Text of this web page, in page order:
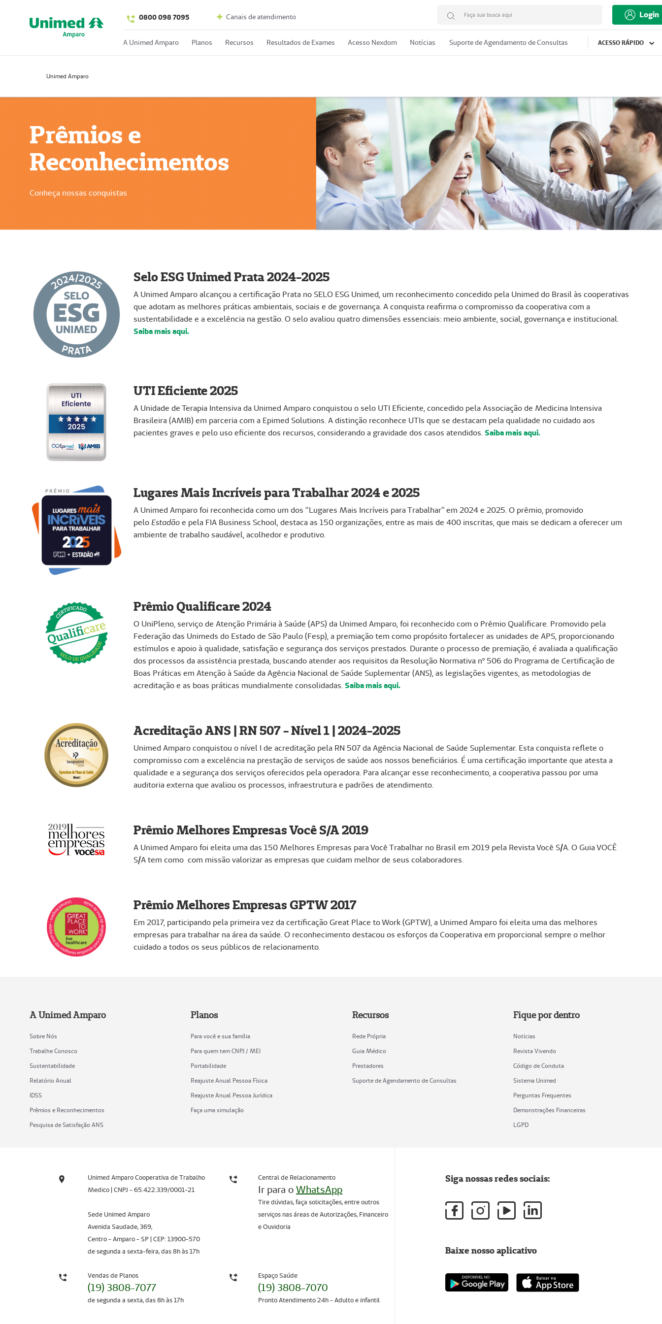
0800 098 7095 Canais de atendimento Faça sua busca aqui Login
A Unimed Amparo Planos Recursos Resultados de Exames Acesso Nexdom Notícias Suporte de Agendamento de Consultas ACESSO RÁPIDO
Unimed Amparo
Prêmios e
Reconhecimentos
Conheça nossas conquistas
Selo ESG Unimed Prata 2024-2025
A Unimed Amparo alcançou a certificação Prata no SELO ESG Unimed, um reconhecimento concedido pela Unimed do Brasil às cooperativas
que adotam as melhores práticas ambientais, sociais e de governança. A conquista reafirma o compromisso da cooperativa com a
sustentabilidade e a excelência na gestão. O selo avaliou quatro dimensões essenciais: meio ambiente, social, governança e institucional.
Saiba mais aqui.
UTI Eficiente 2025
A Unidade de Terapia Intensiva da Unimed Amparo conquistou o selo UTI Eficiente, concedido pela Associação de Medicina Intensiva
Brasileira (AMIB) em parceria com a Epimed Solutions. A distinção reconhece UTIs que se destacam pela qualidade no cuidado aos
pacientes graves e pelo uso eficiente dos recursos, considerando a gravidade dos casos atendidos. Saiba mais aqui.
Lugares Mais Incríveis para Trabalhar 2024 e 2025
A Unimed Amparo foi reconhecida como um dos “Lugares Mais Incríveis para Trabalhar” em 2024 e 2025. O prêmio, promovido
pelo Estadãoe pela FIA Business School, destaca as 150 organizações, entre as mais de 400 inscritas, que mais se dedicam a oferecer um
ambiente de trabalho saudável, acolhedor e produtivo.
Prêmio Qualificare 2024
O UniPleno, serviço de Atenção Primária à Saúde (APS) da Unimed Amparo, foi reconhecido com o Prêmio Qualificare. Promovido pela
Federação das Unimeds do Estado de São Paulo (Fesp), a premiação tem como propósito fortalecer as unidades de APS, proporcionando
estímulos e apoio à qualidade, satisfação e segurança dos serviços prestados. Durante o processo de premiação, é avaliada a qualificação
dos processos da assistência prestada, buscando atender aos requisitos da Resolução Normativa nº 506 do Programa de Certificação de
Boas Práticas em Atenção à Saúde da Agência Nacional de Saúde Suplementar (ANS), as legislações vigentes, as metodologias de
acreditação e as boas práticas mundialmente consolidadas. Saiba mais aqui.
Acreditação ANS | RN 507 - Nível 1 | 2024-2025
Unimed Amparo conquistou o nível I de acreditação pela RN 507 da Agência Nacional de Saúde Suplementar. Esta conquista reflete o
compromisso com a excelência na prestação de serviços de saúde aos nossos beneficiários. É uma certificação importante que atesta a
qualidade e a segurança dos serviços oferecidos pela operadora. Para alcançar esse reconhecimento, a cooperativa passou por uma
auditoria externa que avaliou os processos, infraestrutura e padrões de atendimento.
Prêmio Melhores Empresas Você S/A 2019
A Unimed Amparo foi eleita uma das 150 Melhores Empresas para Você Trabalhar no Brasil em 2019 pela Revista Você S/A. O Guia VOCÊ
S/A tem como com missão valorizar as empresas que cuidam melhor de seus colaboradores.
Prêmio Melhores Empresas GPTW 2017
Em 2017, participando pela primeira vez da certificação Great Place to Work (GPTW), a Unimed Amparo foi eleita uma das melhores
empresas para trabalhar na área da saúde. O reconhecimento destacou os esforços da Cooperativa em proporcional sempre o melhor
cuidado a todos os seus públicos de relacionamento.
A Unimed Amparo
Sobre Nós
Trabalhe Conosco
Sustentabilidade
Relatório Anual
IDSS
Prêmios e Reconhecimentos
Pesquisa de Satisfação ANS
Planos
Para você e sua família
Para quem tem CNPJ / MEI
Portabilidade
Reajuste Anual Pessoa Física
Reajuste Anual Pessoa Jurídica
Faça uma simulação
Recursos
Rede Própria
Guia Médico
Prestadores
Suporte de Agendamento de Consultas
Fique por dentro
Notícias
Revista Vivendo
Código de Conduta
Sistema Unimed
Perguntas Frequentes
Demonstrações Financeiras
LGPD
Unimed Amparo Cooperativa de Trabalho
Medico | CNPJ - 65.422.339/0001-21
Sede Unimed Amparo
Avenida Saudade, 369,
Centro - Amparo - SP | CEP: 13900-570
de segunda a sexta-feira, das 8h às 17h
Central de Relacionamento
Ir para oWhatsApp
Tire dúvidas, faça solicitações, entre outros
serviços nas áreas de Autorizações, Financeiro
e Ouvidoria
Vendas de Planos
(19) 3808-7077
de segunda a sexta, das 8h às 17h
Espaço Saúde
(19) 3808-7070
Pronto Atendimento 24h - Adulto e infantil
Siga nossas redes sociais:
Baixe nosso aplicativo